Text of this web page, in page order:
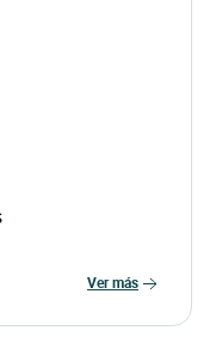
ver más